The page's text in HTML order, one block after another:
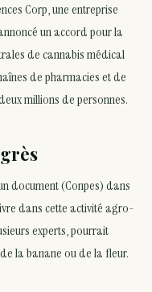
Corp, une entreprise
un accord pour la
de cannabis médical
de pharmacies et de
millions de personnes.
document (Conpes) dans
dans cette activité agro-
experts, pourrait
la banane ou de la fleur.